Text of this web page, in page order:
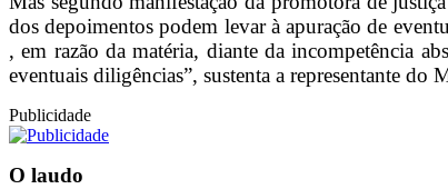
dos depoimentos podem levar à apuração de
, em razão da matéria, diante da incompetência
eventuais diligências”, sustenta a representante do
Publicidade
O laudo